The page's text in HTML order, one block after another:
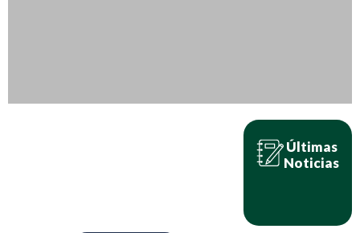
Últimas
Noticias